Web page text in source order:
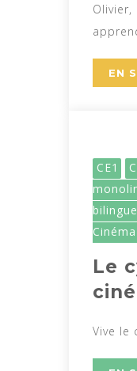
EN
CE1
Cinéma
Le
Vive le